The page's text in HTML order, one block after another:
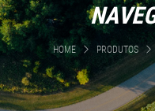
HOME PRODUTOS